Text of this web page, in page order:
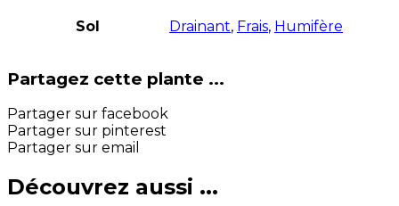
Sol Drainant, Frais, Humifère
Partagez cette plante ...
Partager sur facebook
Partager sur pinterest
Partager sur email
Découvrez aussi ...